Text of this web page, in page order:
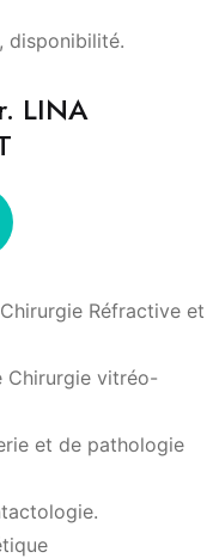
disponibilité.
LINA
Réfractive et
Chirurgie vitréo-
et de pathologie